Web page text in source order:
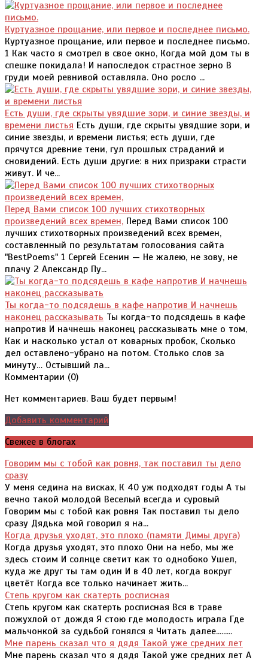
Куртуазное прощание, или первое и последнее письмо.
Куртуазное прощание, или первое и последнее письмо.
1 Как часто я смотрел в свое окно, Когда мой дом ты в
спешке покидала! И напоследок страстное зерно В
груди моей ревнивой оставляла. Оно росло ...
Есть души, где скрыты увядшие зори, и синие звезды, и
времени листья Есть души, где скрыты увядшие зори, и
синие звезды, и времени листья; есть души, где
прячутся древние тени, гул прошлых страданий и
сновидений. Есть души другие: в них призраки страсти
живут. И че...
Перед Вами список 100 лучших стихотворных
произведений всех времен, Перед Вами список 100
лучших стихотворных произведений всех времен,
составленный по результатам голосования сайта
"BestPoems" 1 Сергей Есенин — Не жалею, не зову, не
плачу 2 Александр Пу...
Ты когда-то подсядешь в кафе напротив И начнешь
наконец рассказывать Ты когда-то подсядешь в кафе
напротив И начнешь наконец рассказывать мне о том,
Как и насколько устал от коварных пробок, Сколько
дел оставлено-убрано на потом. Столько слов за
минуту… Остывший ла...
Комментарии (0)
Нет комментариев. Ваш будет первым!
Добавить комментарий
Свежее в блогах
Говорим мы с тобой как ровня, так поставил ты дело
сразу
У меня седина на висках, К 40 уж подходят годы А ты
вечно такой молодой Веселый всегда и суровый
Говорим мы с тобой как ровня Так поставил ты дело
сразу Дядька мой говорил я на...
Когда друзья уходят, это плохо (памяти Димы друга)
Когда друзья уходят, это плохо Они на небо, мы же
здесь стоим И солнце светит как то однобоко Ушел,
куда же друг ты там один И в 40 лет, когда вокруг
цветёт Когда все только начинает жить...
Степь кругом как скатерть росписная
Степь кругом как скатерть росписная Вся в траве
пожухлой от дождя Я стою где молодость играла Где
мальчонкой за судьбой гонялся я Читать далее.........
Мне парень сказал что я дядя Такой уже средних лет
Мне парень сказал что я дядя Такой уже средних лет А